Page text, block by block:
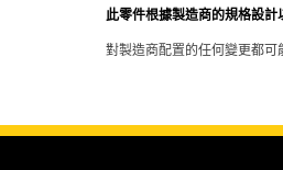
此零件根據製造商的規格設計
對製造商配置的任何變更都